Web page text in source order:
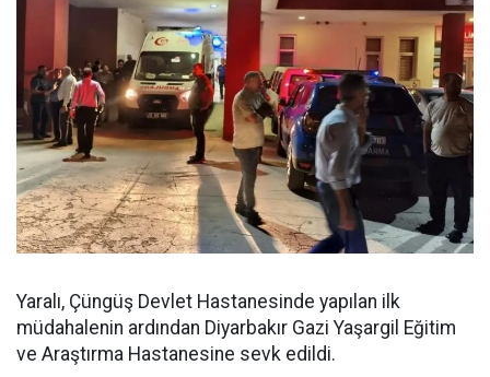
Yaralı, Çüngüş Devlet Hastanesinde yapılan ilk
müdahalenin ardından Diyarbakır Gazi Yaşargil Eğitim
ve Araştırma Hastanesine sevk edildi.